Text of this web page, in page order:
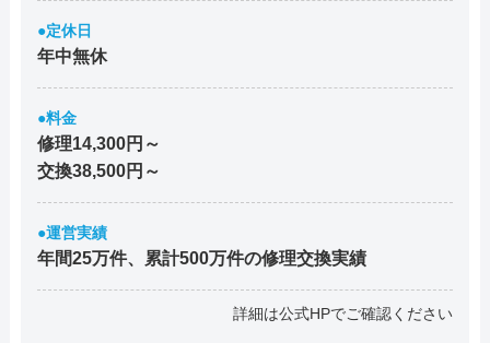
●定休日
年中無休
●料金
修理14,300円～
交換38,500円～
●運営実績
年間25万件、累計500万件の修理交換実績
詳細は公式HPでご確認ください